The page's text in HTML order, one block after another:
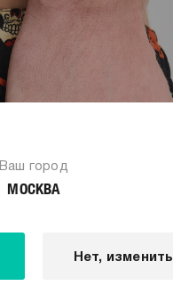
Ваш город
МОСКВА
Нет, изменить